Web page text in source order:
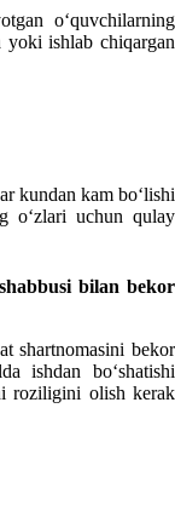
oʻquvchilarning
yoki ishlab chiqargan
kundan kam boʻlishi
oʻzlari uchun qulay
bilan bekor
shartnomasini bekor
ishdan boʻshatishi
roziligini olish kerak